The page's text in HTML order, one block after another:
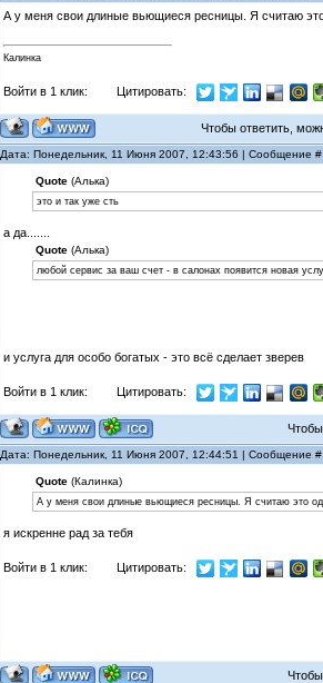
А у меня свои длиные вьющиеся ресницы. Я считаю это
Калинка
Войти в 1 клик: Цитировать:
Чтобы ответить,
Дата: Понедельник, 11 Июня 2007, 12:43:56 | Сообщение
Quote (Алька)
это и так уже сть
а да.......
Quote (Алька)
любой сервис за ваш счет - в салонах появится новая
и услуга для особо богатых - это всё сделает зверев
Войти в 1 клик: Цитировать:
Чтобы
Дата: Понедельник, 11 Июня 2007, 12:44:51 | Сообщение
Quote (Калинка)
А у меня свои длиные вьющиеся ресницы. Я считаю это
я искренне рад за тебя
Войти в 1 клик: Цитировать:
Чтобы